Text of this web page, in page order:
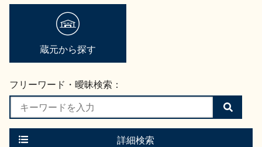
蔵元から探す
フリーワード・曖昧検索：
検
索
す
詳細検索